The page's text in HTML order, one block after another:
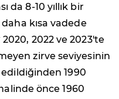
da 8-10 yıllık bir
kısa vadede
2022 ve 2023'te
zirve seviyesinin
1990
önce 1960